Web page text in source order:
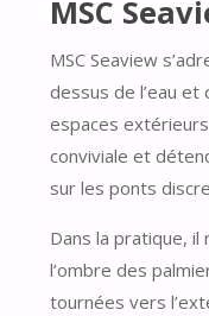
MSC
MSC Seaview
dessus de l’eau
espaces
conviviale et
sur les ponts
Dans la pratique,
l’ombre des
tournées vers